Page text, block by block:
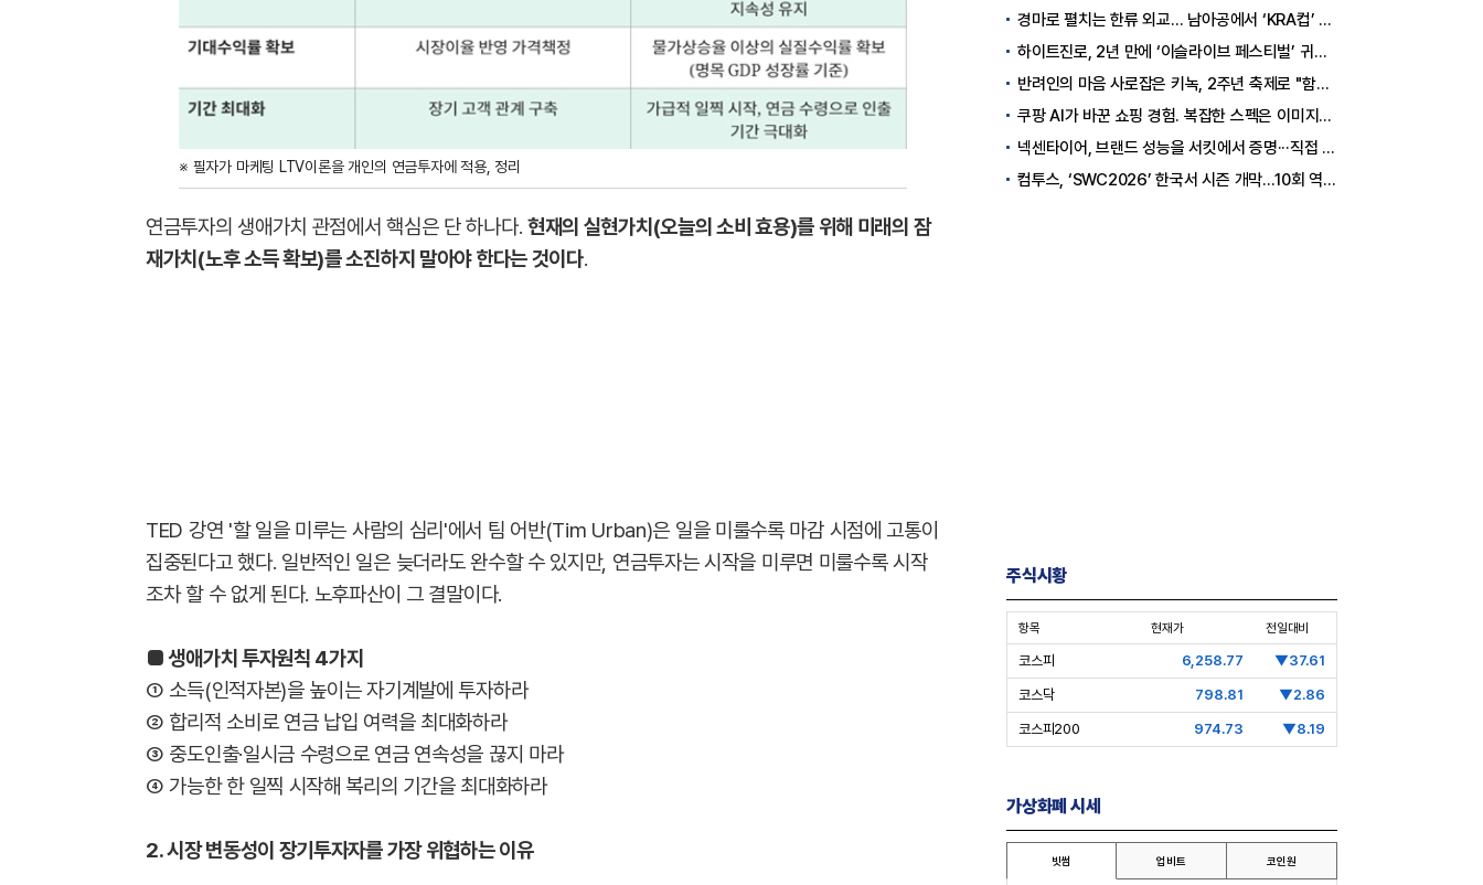
※ 필자가 마케팅 LTV이론을 개인의 연금투자에 적용, 정리
연금투자의 생애가치 관점에서 핵심은 단 하나다. 현재의 실현가치(오늘의 소비 효용)를 위해 미래의 잠
재가치(노후 소득 확보)를 소진하지 말아야 한다는 것이다.
TED 강연 '할 일을 미루는 사람의 심리'에서 팀 어반(Tim Urban)은 일을 미룰수록 마감 시점에 고통이
집중된다고 했다. 일반적인 일은 늦더라도 완수할 수 있지만, 연금투자는 시작을 미루면 미룰수록 시작
조차 할 수 없게 된다. 노후파산이 그 결말이다.
■ 생애가치 투자원칙 4가지
① 소득(인적자본)을 높이는 자기계발에 투자하라
② 합리적 소비로 연금 납입 여력을 최대화하라
③ 중도인출·일시금 수령으로 연금 연속성을 끊지 마라
④ 가능한 한 일찍 시작해 복리의 기간을 최대화하라
2. 시장 변동성이 장기투자자를 가장 위협하는 이유
경마로 펼치는 한류 외교… 남아공에서 ‘KRA컵’ 개최하는 한국마사회
하이트진로, 2년 만에 ‘이슬라이브 페스티벌’ 귀환…25,000명 규모 대확장
반려인의 마음 사로잡은 키녹, 2주년 축제로 "함께하는 즐거움"을 선물하다
쿠팡 AI가 바꾼 쇼핑 경험. 복잡한 스펙은 이미지로, 수백 개 리뷰는 한눈에…
넥센타이어, 브랜드 성능을 서킷에서 증명···직접 체험하는 고객 참여형 마케팅 확대
컴투스, ‘SWC2026’ 한국서 시즌 개막…10회 역사를 이어갈 챔피언은 누가 될까
주식시황
항목 현재가 전일대비
코스피 6,258.77 ▼37.61
코스닥 798.81 ▼2.86
코스피200 974.73 ▼8.19
가상화폐 시세
빗썸 업비트 코인원